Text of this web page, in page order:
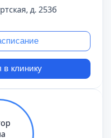
д. 253б
в клинику